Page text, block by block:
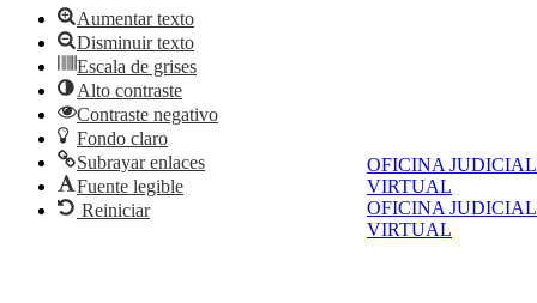
OFICINA JUDICIAL
VIRTUAL
OFICINA JUDICIAL
VIRTUAL
Aumentar texto
Disminuir texto
Escala de grises
Alto contraste
Contraste negativo
Fondo claro
Subrayar enlaces
Fuente legible
Reiniciar